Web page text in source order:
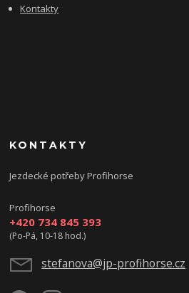
Kontakty
KONTAKTY
Jezdecké potřeby Profihorse
Profihorse
+420 734 845 393
(Po-Pá, 10-18 hod.)
stefanova@jp-profihorse.cz